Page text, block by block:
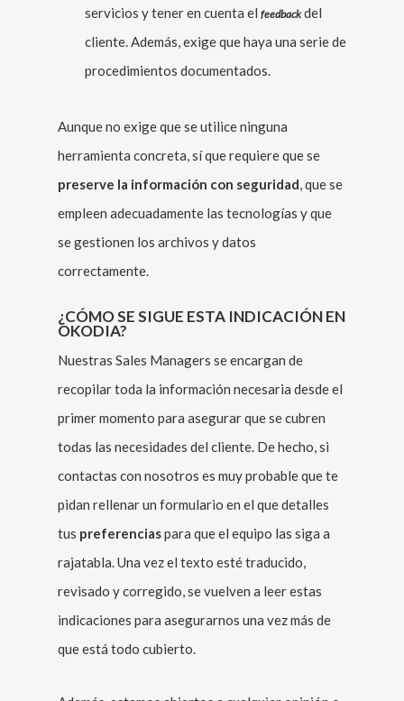
servicios y tener en cuenta el feedbackdel
cliente. Además, exige que haya una serie de
procedimientos documentados.
Aunque no exige que se utilice ninguna
herramienta concreta, sí que requiere que se
preserve la información con seguridad, que se
empleen adecuadamente las tecnologías y que
se gestionen los archivos y datos
correctamente.
¿CÓMO SE SIGUE ESTA INDICACIÓN EN
OKODIA?
Nuestras Sales Managers se encargan de
recopilar toda la información necesaria desde el
primer momento para asegurar que se cubren
todas las necesidades del cliente. De hecho, si
contactas con nosotros es muy probable que te
pidan rellenar un formulario en el que detalles
tus preferenciaspara que el equipo las siga a
rajatabla. Una vez el texto esté traducido,
revisado y corregido, se vuelven a leer estas
indicaciones para asegurarnos una vez más de
que está todo cubierto.